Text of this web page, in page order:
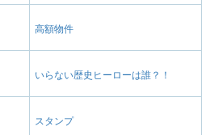
高額物件
いらない歴史ヒーローは誰？！
スタンプ